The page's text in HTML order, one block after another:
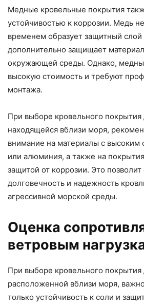
Медные кровельные покрытия
устойчивостью к коррозии. Медь
временем образует защитный
дополнительно защищает
окружающей среды. Однако,
высокую стоимость и требуют
монтажа.
При выборе кровельного
находящейся вблизи моря,
внимание на материалы с
или алюминия, а также на
защитой от коррозии. Это
долговечность и надежность
агрессивной морской среды.
Оценка
ветровым
При выборе кровельного
расположенной вблизи моря,
только устойчивость к соли и